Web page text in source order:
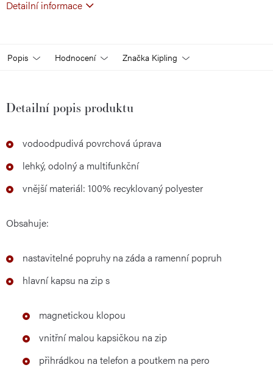
Detailní informace
Popis Hodnocení Značka Kipling
Detailní popis produktu
vodoodpudivá povrchová úprava
lehký, odolný a multifunkční
vnější materiál: 100% recyklovaný polyester
Obsahuje:
nastavitelné popruhy na záda a ramenní popruh
hlavní kapsu na zip s
magnetickou klopou
vnitřní malou kapsičkou na zip
přihrádkou na telefon a poutkem na pero